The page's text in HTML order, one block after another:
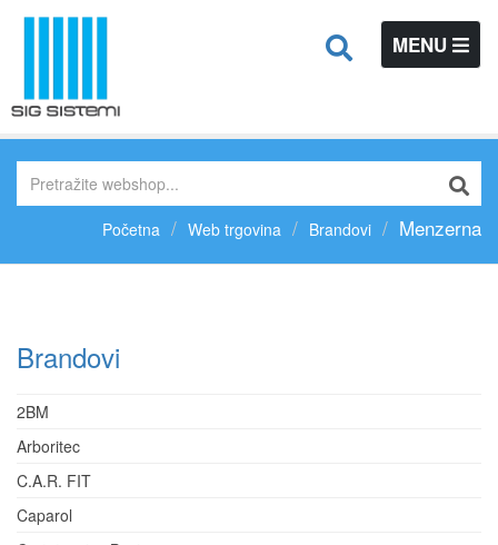
TOGGLE
MENU
Početna Web trgovina Brandovi Menzerna
Brandovi
2BM
Arboritec
C.A.R. FIT
Caparol